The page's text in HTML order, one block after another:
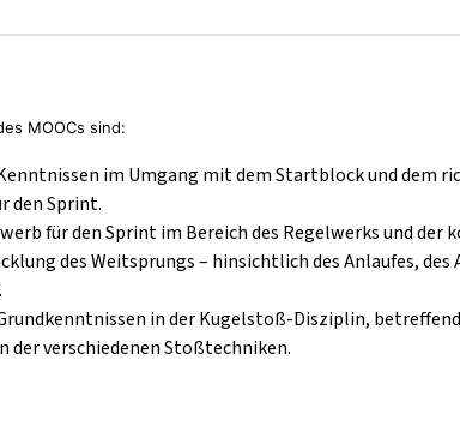
MOOCs sind:
im Umgang mit dem Startblock und dem
den Sprint.
für den Sprint im Bereich des Regelwerks und der
des Weitsprungs – hinsichtlich des Anlaufes, des
in der Kugelstoß-Disziplin,
der verschiedenen Stoßtechniken.